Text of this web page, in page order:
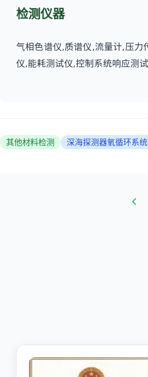
检测仪器
气相色谱仪,质谱仪,流量计,压
仪,能耗测试仪,控制系统响应测
其他材料检测 深海探测器氧循环系